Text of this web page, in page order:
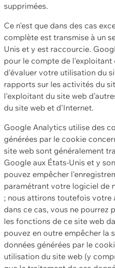
supprimées.
Ce n'est que dans des cas
complète est transmise à un
Unis et y est raccourcie.
pour le compte de l'exploitant
d'évaluer votre utilisation du
rapports sur les activités du
l'exploitant du site web
du site web et d'Internet.
Google Analytics utilise des
générées par le cookie
site web sont généralement
Google aux États-Unis et y
pouvez empêcher
paramétrant votre logiciel de
; nous attirons toutefois votre
dans ce cas, vous ne pourrez
les fonctions de ce site web
pouvez en outre empêcher la
données générées par le
utilisation du site web (y